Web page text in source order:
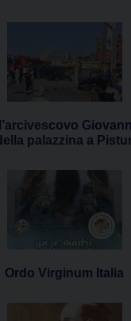
palazzina a
Ordo Virginum Italia